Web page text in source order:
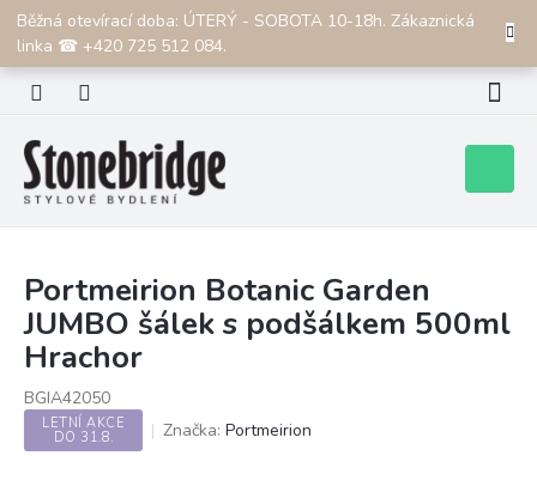
Přejít
obsah
Běžná otevírací doba: ÚTERÝ - SOBOTA 10-18h. Zákaznická
linka ☎ +420 725 512 084.
CZK
košík
Portmeirion Botanic Garden
JUMBO šálek s podšálkem 500ml
Hrachor
BGIA42050
LETNÍ AKCE
DO 31.8.
Značka: Portmeirion